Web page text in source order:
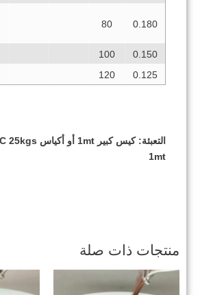
0.180
80
0.150
100
0.125
120
1mt
منتجات ذات صلة